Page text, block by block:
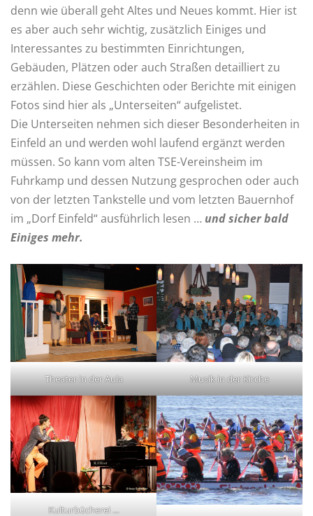
denn wie überall geht Altes und Neues kommt. Hier ist
es aber auch sehr wichtig, zusätzlich Einiges und
Interessantes zu bestimmten Einrichtungen,
Gebäuden, Plätzen oder auch Straßen detailliert zu
erzählen. Diese Geschichten oder Berichte mit einigen
Fotos sind hier als „Unterseiten“ aufgelistet.
Die Unterseiten nehmen sich dieser Besonderheiten in
Einfeld an und werden wohl laufend ergänzt werden
müssen. So kann vom alten TSE-Vereinsheim im
Fuhrkamp und dessen Nutzung gesprochen oder auch
von der letzten Tankstelle und vom letzten Bauernhof
im „Dorf Einfeld“ ausführlich lesen … und sicher bald
Einiges mehr.
Theater in der Aula Musik in der Kirche
Kulturbücherei …